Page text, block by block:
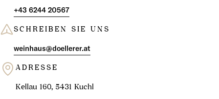
Vintage-Weine unseres
Sortiments kosten möchte,
findet diese gleich
die darin besteht, eine
+43 6244 20567
SCHREIBEN SIE UNS
weinhaus@doellerer.at
ADRESSE
Kellau 160, 5431 Kuchl